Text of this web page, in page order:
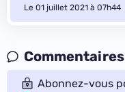
Le 01 juillet 2021 à 07h44
Abonnez-vous